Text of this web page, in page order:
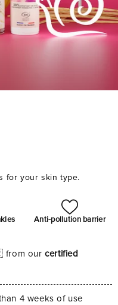
888 reviews
PURIFYING GEL
reviews
HAND
Certifie...
for your skin type.
Anti-pollution barrier
from ourcertified
4 weeks of use